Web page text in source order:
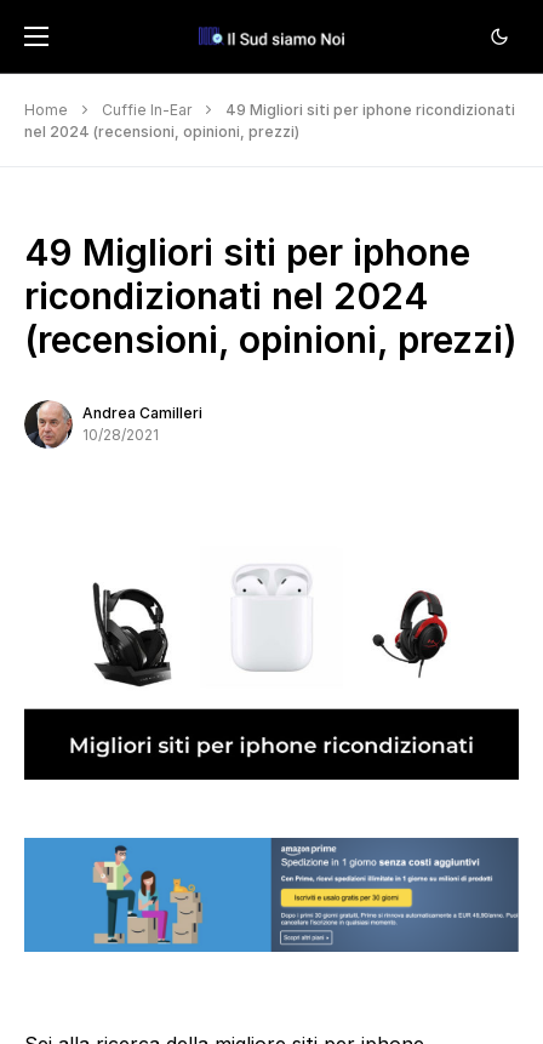
Home Cuffie In-Ear
49 Migliori siti per iphone ricondizionati
nel 2024 (recensioni, opinioni, prezzi)
49 Migliori siti per iphone
ricondizionati nel 2024
(recensioni, opinioni, prezzi)
Andrea Camilleri
10/28/2021